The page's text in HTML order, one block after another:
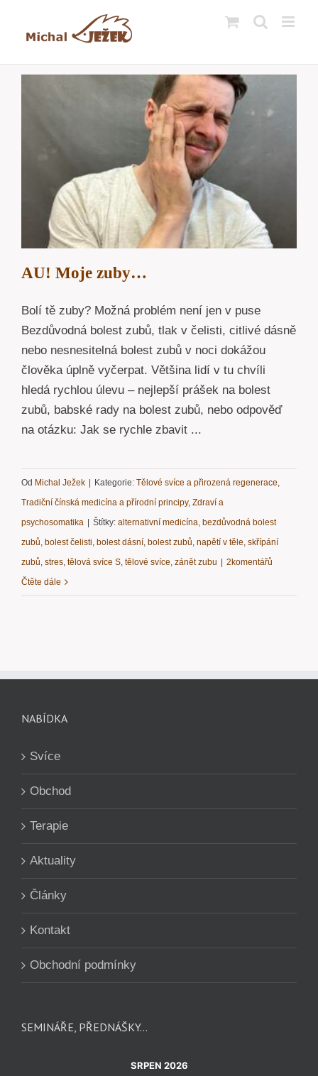
AU! Moje zuby…
Bolí tě zuby? Možná problém není jen v puse
Bezdůvodná bolest zubů, tlak v čelisti, citlivé dásně
nebo nesnesitelná bolest zubů v noci dokážou
člověka úplně vyčerpat. Většina lidí v tu chvíli
hledá rychlou úlevu – nejlepší prášek na bolest
zubů, babské rady na bolest zubů, nebo odpověď
na otázku: Jak se rychle zbavit ...
Od Michal Ježek Kategorie: Tělové svíce a přirozená regenerace,
Tradiční čínská medicína a přírodní principy, Zdraví a
psychosomatika
Štítky: alternativní medicína, bezdůvodná bolest
zubů, bolest čelisti, bolest dásní, bolest zubů, napětí v těle, skřípání
zubů, stres, tělová svíce S, tělové svíce, zánět zubu
2komentářů
Čtěte dále
NABÍDKA
Svíce
Obchod
Terapie
Aktuality
Články
Kontakt
Obchodní podmínky
SEMINÁŘE, PŘEDNÁŠKY…
SRPEN 2026